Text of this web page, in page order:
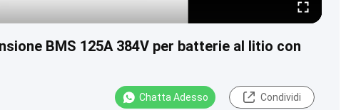
BMS 125A 384V per batterie al litio con
Chatta Adesso Condividi